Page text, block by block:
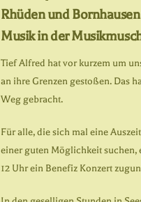
Rhüden und
Musik in der
Tief Alfred hat vor kurzem um
an ihre Grenzen gestoßen. Das
Weg gebracht.
Für alle, die sich mal eine
einer guten Möglichkeit suchen,
12 Uhr ein Benefiz Konzert